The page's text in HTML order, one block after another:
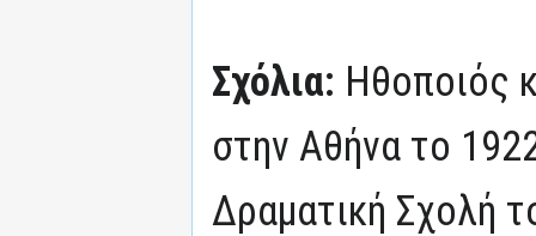
Σχόλια: Ηθοποιός
στην Αθήνα το
Δραματική Σχολή